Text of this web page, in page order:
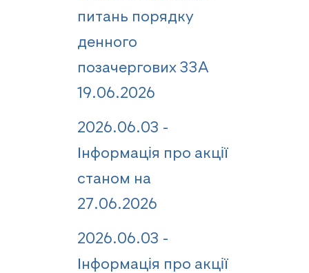
питань порядку
денного
позачергових ЗЗА
19.06.2026
2026.06.03 -
Інформація про акції
станом на
27.06.2026
2026.06.03 -
Інформація про акції